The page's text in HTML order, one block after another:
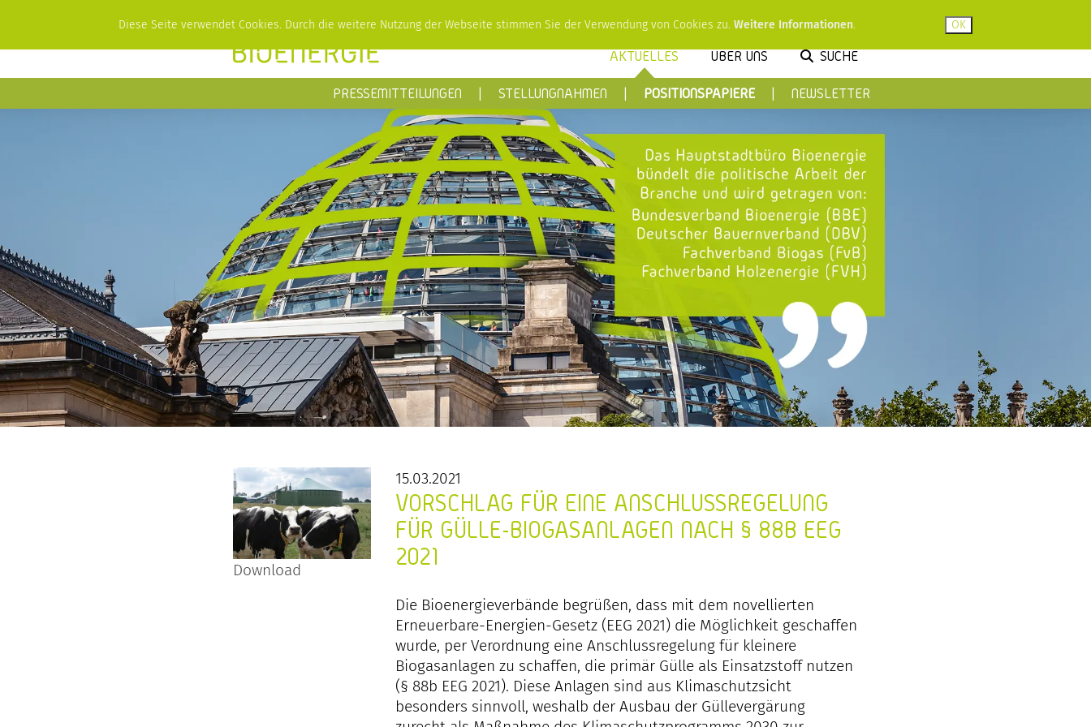
Diese Seite verwendet Cookies. Durch die weitere Nutzung der Webseite stimmen Sie der Verwendung von Cookies zu. Weitere Informationen.
AKTUELLES
PRESSEMITTEILUNGEN STELLUNGNAHMEN POSITIONSPAPIERE NEWSLETTER
ÜBER UNS SUCHE
Download
15.03.2021
VORSCHLAG FÜR EINE ANSCHLUSSREGELUNG
FÜR GÜLLE-BIOGASANLAGEN NACH § 88B EEG
2021
Die Bioenergieverbände begrüßen, dass mit dem novellierten
Erneuerbare-Energien-Gesetz (EEG 2021) die Möglichkeit geschaffen
wurde, per Verordnung eine Anschlussregelung für kleinere
Biogasanlagen zu schaffen, die primär Gülle als Einsatzstoff nutzen
(§ 88b EEG 2021). Diese Anlagen sind aus Klimaschutzsicht
besonders sinnvoll, weshalb der Ausbau der Güllevergärung